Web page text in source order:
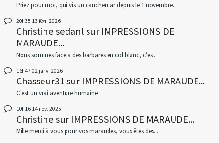
Priez pour moi, qui vis un cauchemar depuis le 1 novembre...
20h35 13 févr. 2026
Christine sedanlsurIMPRESSIONS DE
MARAUDE...
Nous sommes face a des barbares en col blanc, c’es...
16h47 02 janv. 2026
Chasseur31surIMPRESSIONS DE MARAUDE...
C'est un vrai aventure humaine
10h16 14 nov. 2025
ChristinesurIMPRESSIONS DE MARAUDE...
Mille merci à vous pour vos maraudes, vous êtes des...